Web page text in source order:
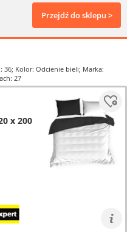
Przejdź do sklepu >
36; Kolor: Odcienie bieli; Marka:
27
x 200